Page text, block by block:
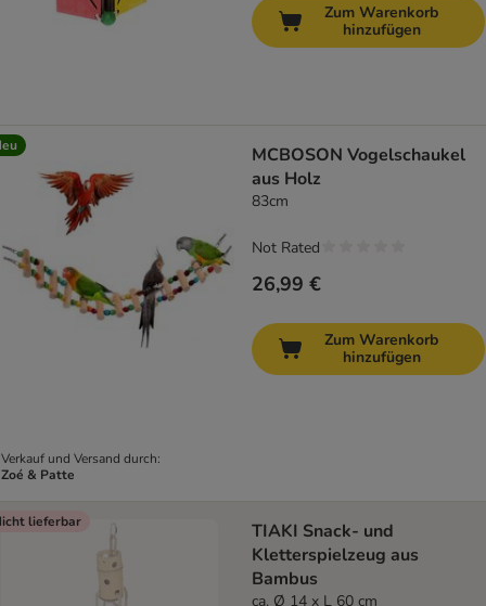
Zum Warenkorb
hinzufügen
Verkauf und Versand durch:
Zoé & Patte
MCBOSON Vogelschaukel
aus Holz
83cm
26,99 €
Not Rated
Zum Warenkorb
hinzufügen
lieferbar
TIAKI Snack- und
Kletterspielzeug aus
Bambus
ca. Ø 14 x L 60 cm